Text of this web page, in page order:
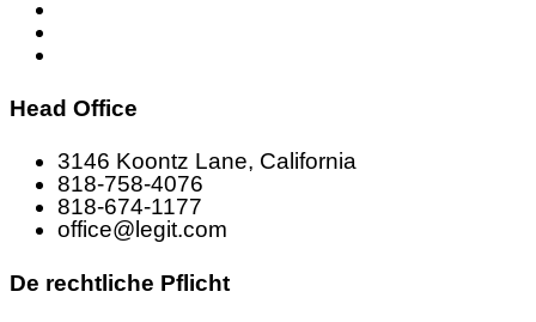
Head Office
3146 Koontz Lane, California
818-758-4076
818-674-1177
office@legit.com
De rechtliche Pflicht